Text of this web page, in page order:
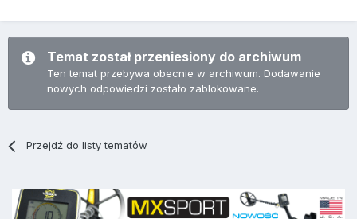
Temat został przeniesiony do archiwum
Ten temat przebywa obecnie w archiwum. Dodawanie
nowych odpowiedzi zostało zablokowane.
Przejdź do listy tematów